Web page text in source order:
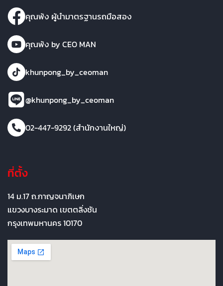
คุณพ้ง ผู้นำมาตรฐานรถมือสอง
คุณพ้ง by CEO MAN
khunpong_by_ceoman
@khunpong_by_ceoman
02-447-9292 (สำนักงานใหญ่)
ที่ตั้ง
14 ม.17 ถ.กาญจนาภิเษก
แขวงบางระมาด เขตตลิ่งชัน
กรุงเทพมหานคร 10170